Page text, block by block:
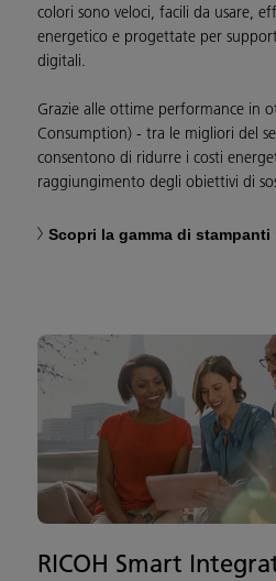
colori sono veloci, facili da usare,
energetico e progettate per
digitali.
Grazie alle ottime performance in
Consumption) - tra le migliori del
consentono di ridurre i costi
raggiungimento degli obiettivi di
Scopri la gamma di
RICOH Smart